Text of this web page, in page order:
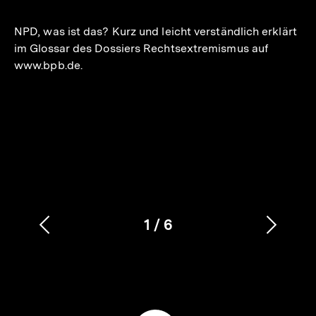
NPD, was ist das? Kurz und leicht verständlich erklärt
im Glossar des Dossiers Rechtsextremismus auf
www.bpb.de.
Karussellinhalt
1
von
/ 6
Vorherigen